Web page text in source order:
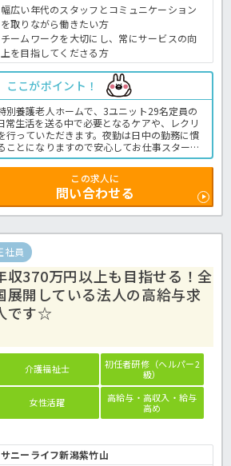
幅広い年代のスタッフとコミュニケーション
を取りながら働きたい方
チームワークを大切にし、常にサービスの向
上を目指してくださる方
ここがポイント！
別養護老人ホームで、3ユニット29名定員の
常生活を送る中で必要となるケアや、レクリ
行っていただきます。夜勤は日中の勤務に慣
ことになりますので安心してお仕事スタート
は「新潟県ハッピー・パートナー企業」と
できる職場づくりに取り組んでいるので、お
切にしたいと考えている方にもオススメ！詳
お問い合わせください。ユニット型特養での
求人＞
この求人に
問い合わせる
社員
収370万円以上も目指せる！全
展開している法人の高給与求
です☆
介護福祉士
初任者研修（ヘルパー2
級）
女性活躍
高給与・高収入・給与
高め
サニーライフ新潟紫竹山